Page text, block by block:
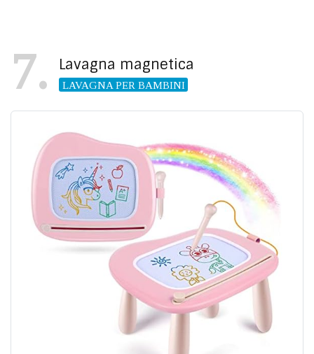
7 Lavagna magnetica
LAVAGNA PER BAMBINI